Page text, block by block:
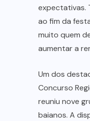
expectativas.
ao fim da
muito quem
aumentar a
Um dos
Concurso
reuniu nove
baianos. A